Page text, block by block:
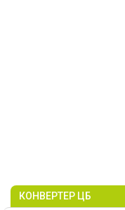
КОНВЕРТЕР ЦБ